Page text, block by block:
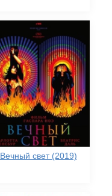
Вечный свет (2019)